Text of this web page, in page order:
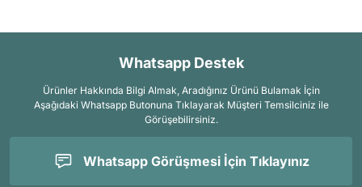
Whatsapp Destek
Ürünler Hakkında Bilgi Almak, Aradığınız Ürünü Bulamak İçin
Aşağıdaki Whatsapp Butonuna Tıklayarak Müşteri Temsilciniz ile
Görüşebilirsiniz.
Whatsapp Görüşmesi İçin Tıklayınız